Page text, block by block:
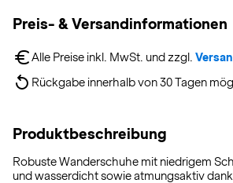
Preis- & Versandinformationen
Alle Preise inkl. MwSt. und zzgl.
Rückgabe innerhalb von 30 Tagen
Produktbeschreibung
Robuste Wanderschuhe mit niedrigem
und wasserdicht sowie atmungsaktiv